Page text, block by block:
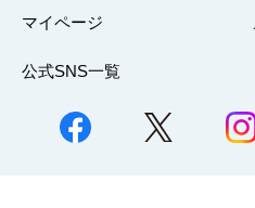
マイページ
公式SNS一覧